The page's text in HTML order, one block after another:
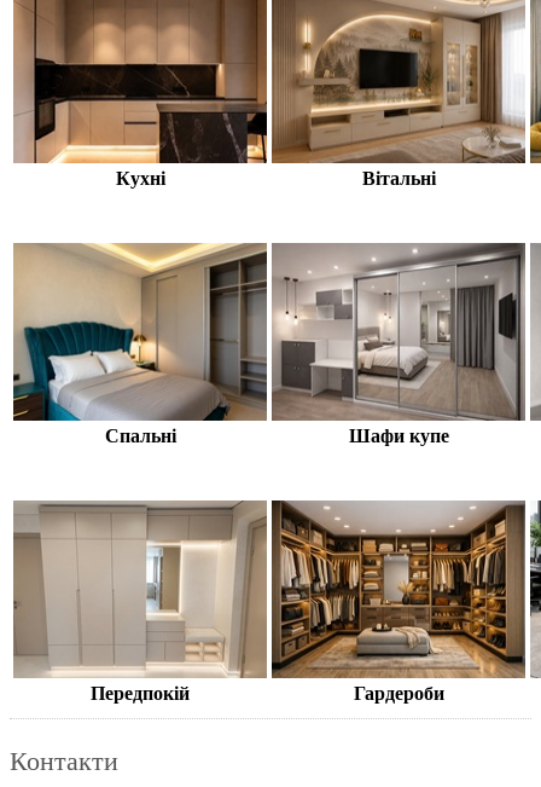
Кухні Вітальні
Спальні Шафи купе
Передпокій Гардероби
Контакти